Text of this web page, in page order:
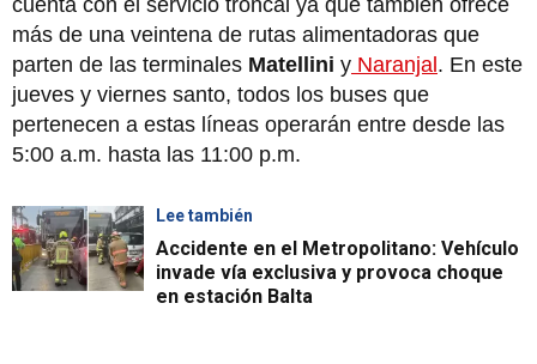
cuenta con el servicio troncal ya que también ofrece
más de una veintena de rutas alimentadoras que
parten de las terminales Matellini y Naranjal . En este
jueves y viernes santo, todos los buses que
pertenecen a estas líneas operarán entre desde las
5:00 a.m. hasta las 11:00 p.m.
Lee también
Accidente en el Metropolitano: Vehículo
invade vía exclusiva y provoca choque
en estación Balta